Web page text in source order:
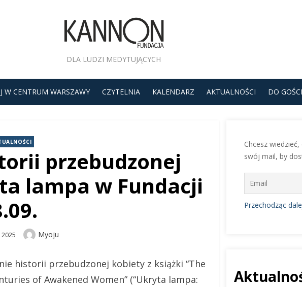
DLA LUDZI MEDYTUJĄCYCH
W CENTRUM WARSZAWY CZYTELNIA KALENDARZ AKTUALNOŚCI DO GOŚCI
przebudzonej
lampa w Fundacji
Author
Myoju
historii przebudzonej kobiety z książki “The
of Awakened Women” (“Ukryta lampa:
Chcesz
swój mail, by
Przechodząc